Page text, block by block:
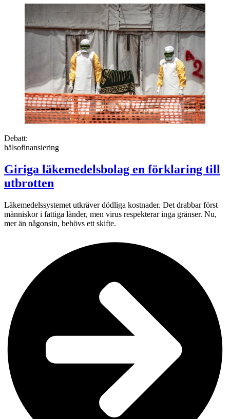
Debatt:
hälsofinansiering
Giriga läkemedelsbolag en förklaring till
utbrotten
Läkemedelssystemet utkräver dödliga kostnader. Det drabbar först
människor i fattiga länder, men virus respekterar inga gränser. Nu,
mer än någonsin, behövs ett skifte.